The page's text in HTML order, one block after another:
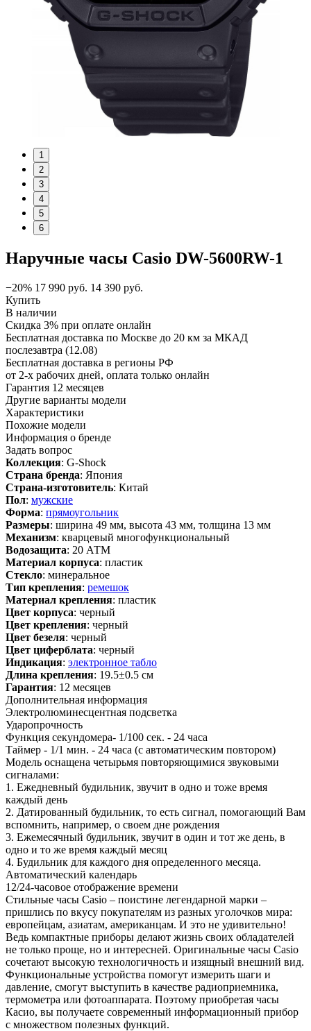
1
2
3
4
5
6
Наручные часы Casio DW-5600RW-1
−20% 17 990 руб. 14 390 руб.
Купить
В наличии
Скидка 3% при оплате онлайн
Бесплатная доставка по Москве до 20 км за МКАД
послезавтра (12.08)
Бесплатная доставка в регионы РФ
от 2-х рабочих дней, оплата только онлайн
Гарантия 12 месяцев
Другие варианты модели
Характеристики
Похожие модели
Информация о бренде
Задать вопрос
Коллекция: G-Shock
Страна бренда: Япония
Страна-изготовитель: Китай
Пол: мужские
Форма: прямоугольник
Размеры: ширина 49 мм, высота 43 мм, толщина 13 мм
Механизм: кварцевый многофункциональный
Водозащита: 20 АТМ
Материал корпуса: пластик
Стекло: минеральное
Тип крепления: ремешок
Материал крепления: пластик
Цвет корпуса: черный
Цвет крепления: черный
Цвет безеля: черный
Цвет циферблата: черный
Индикация: электронное табло
Длина крепления: 19.5±0.5 см
Гарантия: 12 месяцев
Дополнительная информация
Электролюминесцентная подсветка
Ударопрочность
Функция секундомера- 1/100 сек. - 24 часа
Таймер - 1/1 мин. - 24 часа (с автоматическим повтором)
Модель оснащена четырьмя повторяющимися звуковыми
сигналами:
1. Ежедневный будильник, звучит в одно и тоже время
каждый день
2. Датированный будильник, то есть сигнал, помогающий Вам
вспомнить, например, о своем дне рождения
3. Ежемесячный будильник, звучит в один и тот же день, в
одно и то же время каждый месяц
4. Будильник для каждого дня определенного месяца.
Автоматический календарь
12/24-часовое отображение времени
Стильные часы Casio – поистине легендарной марки –
пришлись по вкусу покупателям из разных уголочков мира:
европейцам, азиатам, американцам. И это не удивительно!
Ведь компактные приборы делают жизнь своих обладателей
не только проще, но и интересней. Оригинальные часы Casio
сочетают высокую технологичность и изящный внешний вид.
Функциональные устройства помогут измерить шаги и
давление, смогут выступить в качестве радиоприемника,
термометра или фотоаппарата. Поэтому приобретая часы
Касио, вы получаете современный информационный прибор
с множеством полезных функций.